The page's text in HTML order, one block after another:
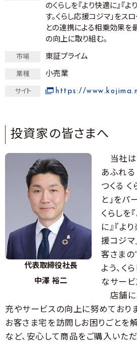
のくらしを『より快適に』『よ
す。くらし応援コジマ」をス
との連携による相乗効果を
の向上に取り組む。
市場 東証プライム
業種 小売業
サイト https://
投資家の皆さまへ
代表取締役社長
中澤 裕二
当社は
あふれる
つくる
と」をパ
くらしを
に』『よ
援コジマ
客さまの
よう、く
なサービ
店舗に
充やサービスの向上に努めており
お客さま宅を訪問しお困りごとを解
など、安心して商品をご購入いた